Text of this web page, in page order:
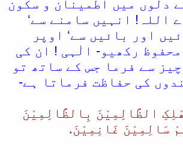
دلوں میں اطمینان و سکون
اللہ! انہیں سامنے سے‘
اور بائیں سے‘ اوپر
رکھیو- الٰہی ! ان کی
سے فرما جس کے ساتھ تو
کی حفاظت فرماتا ہے-
الظَّالِمِیْنَ بِالظَّالِمِیْنَ
سَالِمِیْنَ غَانِمِیْنَ.